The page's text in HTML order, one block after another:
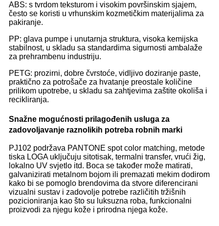
ABS: s tvrdom teksturom i visokim površinskim sjajem,
često se koristi u vrhunskim kozmetičkim materijalima za
pakiranje.
PP: glava pumpe i unutarnja struktura, visoka kemijska
stabilnost, u skladu sa standardima sigurnosti ambalaže
za prehrambenu industriju.
PETG: prozirni, dobre čvrstoće, vidljivo doziranje paste,
praktično za potrošače za hvatanje preostale količine
prilikom upotrebe, u skladu sa zahtjevima zaštite okoliša i
recikliranja.
Snažne mogućnosti prilagođenih usluga za
zadovoljavanje raznolikih potreba robnih marki
PJ102 podržava PANTONE spot color matching, metode
tiska LOGA uključuju sitotisak, termalni transfer, vrući žig,
lokalno UV svjetlo itd. Boca se također može matirati,
galvanizirati metalnom bojom ili premazati mekim dodirom
kako bi se pomoglo brendovima da stvore diferencirani
vizualni sustav i zadovolje potrebe različitih tržišnih
pozicioniranja kao što su luksuzna roba, funkcionalni
proizvodi za njegu kože i prirodna njega kože.